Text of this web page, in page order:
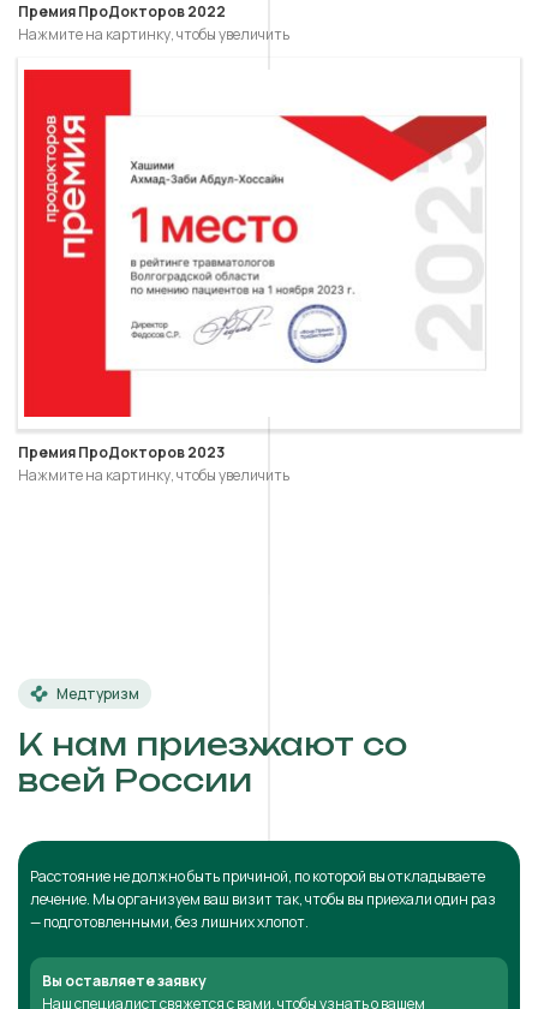
Премия ПроДокторов 2022
Нажмите на картинку, чтобы увеличить
Премия ПроДокторов 2023
Нажмите на картинку, чтобы увеличить
Медтуризм
К нам приезжают со
всей России
Расстояние не должно быть причиной, по которой вы откладываете
лечение. Мы организуем ваш визит так, чтобы вы приехали один раз
— подготовленными, без лишних хлопот.
Вы оставляете заявку
Наш специалист свяжется с вами, чтобы узнать о вашем